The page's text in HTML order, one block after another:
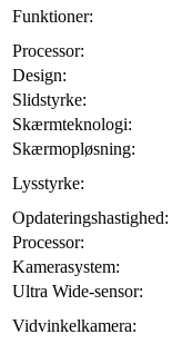
Funktioner:
Processor:
Design:
Slidstyrke:
Skærmteknologi:
Skærmopløsning:
Lysstyrke:
Opdateringshastighed:
Processor:
Kamerasystem:
Ultra Wide-sensor:
Vidvinkelkamera: